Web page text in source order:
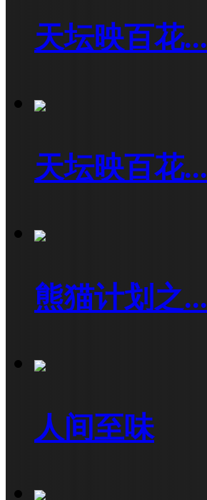
天坛映百花...
天坛映百花...
熊猫计划之...
人间至味